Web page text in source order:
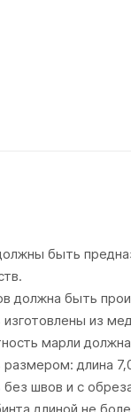
быть
должна быть
из
марли
длина
швов и с